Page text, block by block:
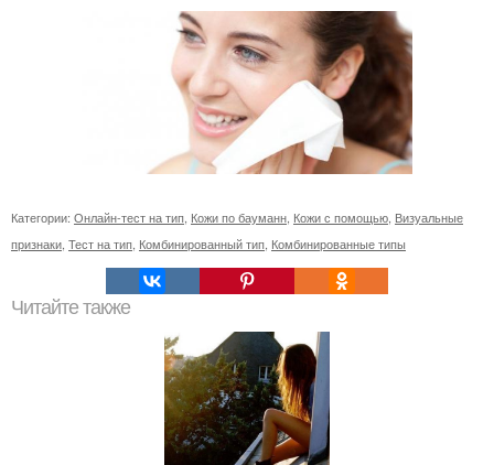
Категории: Онлайн-тест на тип Кожи по бауманн Кожи с помощью Визуальные
признаки Тест на тип Комбинированный тип Комбинированные типы
Читайте также